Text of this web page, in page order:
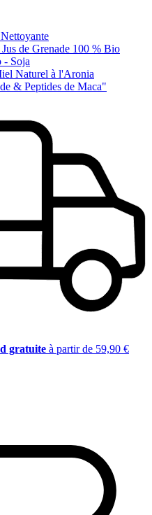
de Grenade 100 % Bio
- Soja
Naturel à l'Aronia
& Peptides de Maca"
gratuite à partir de 59,90 €